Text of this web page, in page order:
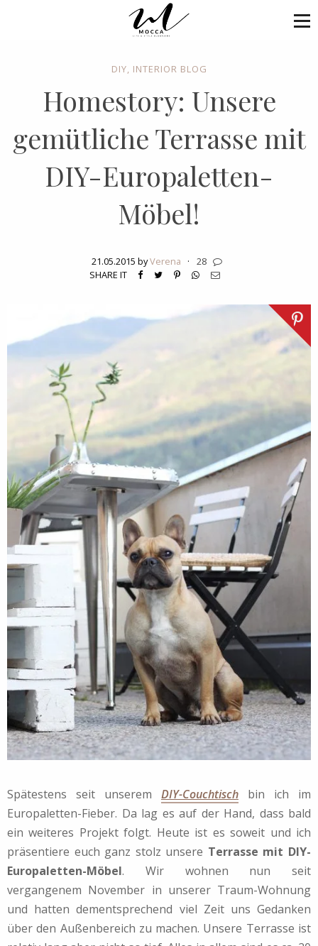
DIY, INTERIOR BLOG
Homestory: Unsere
gemütliche Terrasse mit
DIY-Europaletten-
Möbel!
21.05.2015 byVerena ·
28
SHARE IT
Spätestens seit unserem DIY-Couchtisch bin ich im
Europaletten-Fieber. Da lag es auf der Hand, dass bald
ein weiteres Projekt folgt. Heute ist es soweit und ich
präsentiere euch ganz stolz unsere Terrasse mit DIY-
Europaletten-Möbel. Wir wohnen nun seit
vergangenem November in unserer Traum-Wohnung
und hatten dementsprechend viel Zeit uns Gedanken
über den Außenbereich zu machen. Unsere Terrasse ist